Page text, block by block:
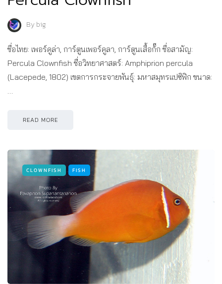
Bybig
ชื่อไทย: เพอร์คูล่า, การ์ตูนเพอร์คูลา, การ์ตูนเสื้อกั๊ก ชื่อสามัญ:
Percula Clownfish ชื่อวิทยาศาสตร์: Amphiprion percula
(Lacepede, 1802) เขตการกระจายพันธุ์: มหาสมุทรแปซิฟิก ขนาด:
READ MORE
CLOWNFISH FISH